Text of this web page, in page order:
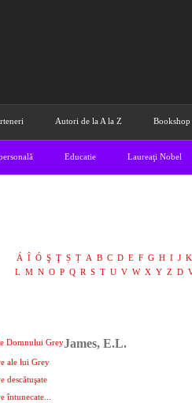
Autori de la A la Z Bookshop
Educatie Laureaţi Nobel
Á Î Ó Ş Ţ Ș Ț A B C D E F G H I J K
L M N O P Q R S T U V W X Y Z D
James, E.L.
Domnului Grey
ale lui Grey
descătuşate
întunecate...